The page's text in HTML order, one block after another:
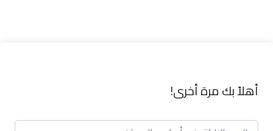
أهلاً بك مرة أخرى!